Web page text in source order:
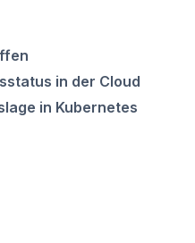
in der Cloud
in Kubernetes